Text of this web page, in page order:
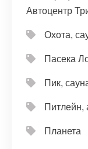
Автоцентр
Охота,
Пасека
Пик,
Питлейн,
Планета